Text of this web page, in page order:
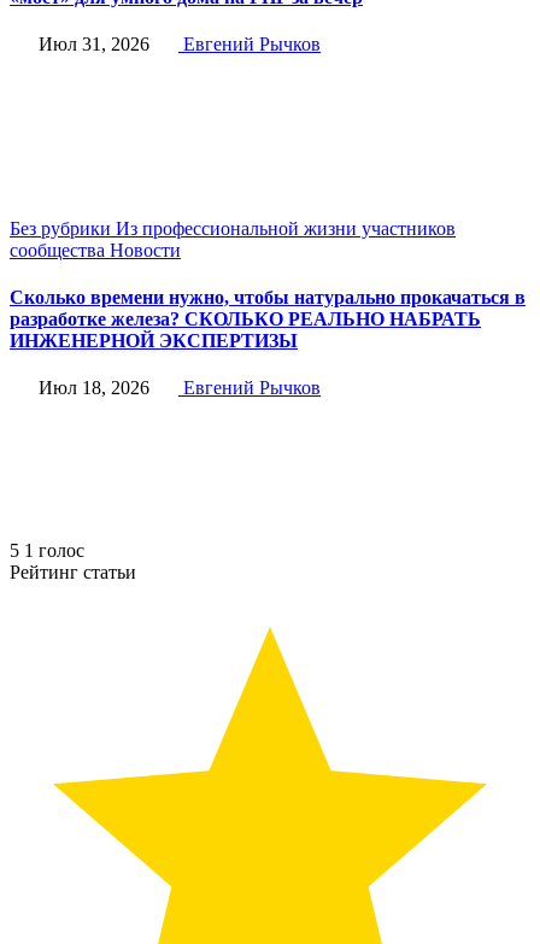
Июл 31, 2026 Евгений Рычков
Без рубрики Из профессиональной жизни участников
сообщества Новости
Сколько времени нужно, чтобы натурально прокачаться в
разработке железа? СКОЛЬКО РЕАЛЬНО НАБРАТЬ
ИНЖЕНЕРНОЙ ЭКСПЕРТИЗЫ
Июл 18, 2026 Евгений Рычков
5 1 голос
Рейтинг статьи